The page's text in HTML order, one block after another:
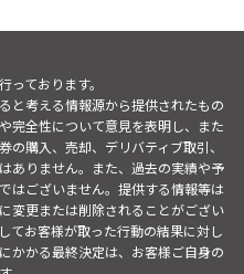
ております。
と考える情報源から提供されたもの
完全性について意見を表明し、また
購入、売却、デリバティブ取引、
ありません。また、過去の実績や予
はございません。提供する情報等は
変更または削除されることがござい
てお客様が取った行動の結果に対し
かかる最終決定は、お客様ご自身の